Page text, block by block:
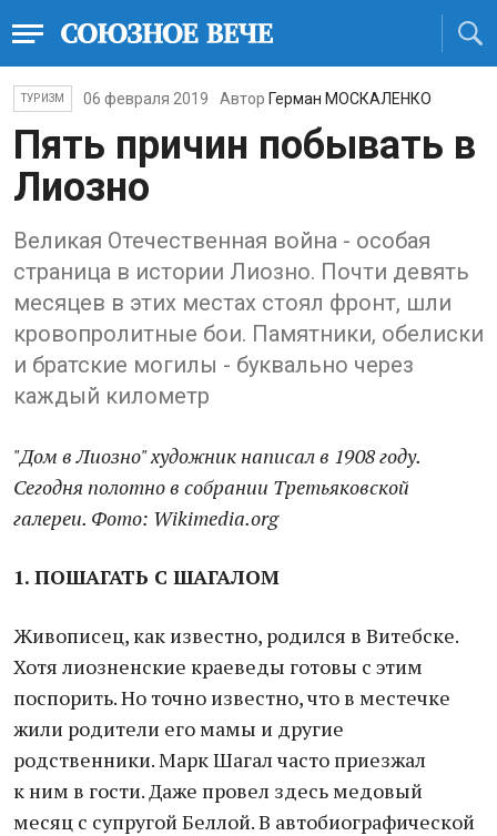
ТУРИЗМ 06 февраля 2019 Автор Герман МОСКАЛЕНКО
Пять причин побывать в
Лиозно
Великая Отечественная война - особая
страница в истории Лиозно. Почти девять
месяцев в этих местах стоял фронт, шли
кровопролитные бои. Памятники, обелиски
и братские могилы - буквально через
каждый километр
"Дом в Лиозно" художник написал в 1908 году.
Сегодня полотно в собрании Третьяковской
галереи. Фото: Wikimedia.org
1. ПОШАГАТЬ С ШАГАЛОМ
Живописец, как известно, родился в Витебске.
Хотя лиозненские краеведы готовы с этим
поспорить. Но точно известно, что в местечке
жили родители его мамы и другие
родственники. Марк Шагал часто приезжал
к ним в гости. Даже провел здесь медовый
месяц с супругой Беллой. В автобиографической